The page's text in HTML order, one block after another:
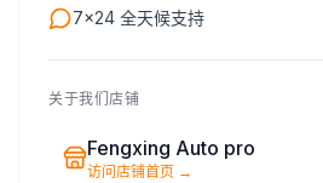
7×24 全天候支持
关于我们店铺
Fengxing Auto pro
访问店铺首页 →